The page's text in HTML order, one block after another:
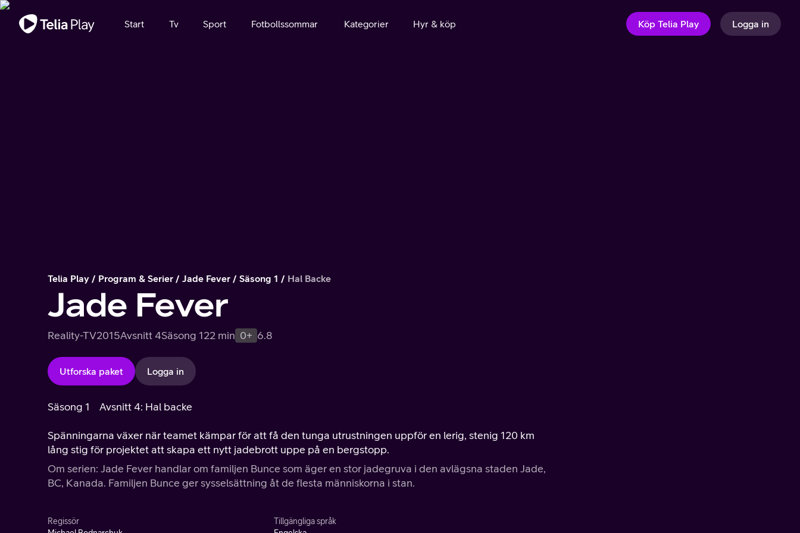
Viktigt meddelande
Start Tv Sport Fotbollssommar Kategorier Hyr & köp Köp Telia Play Logga in
Telia Play Program & Serier Jade Fever Säsong 1 Hal Backe
Jade Fever
Reality-TV2015Avsnitt 4Säsong 122 min 0+ 6.8
Utforska paket Logga in
Säsong 1 Avsnitt 4: Hal backe
Spänningarna växer när teamet kämpar för att få den tunga utrustningen uppför en lerig, stenig 120 km
lång stig för projektet att skapa ett nytt jadebrott uppe på en bergstopp.
Om serien: Jade Fever handlar om familjen Bunce som äger en stor jadegruva i den avlägsna staden Jade,
BC, Kanada. Familjen Bunce ger sysselsättning åt de flesta människorna i stan.
Regissör
Tillgängliga språk